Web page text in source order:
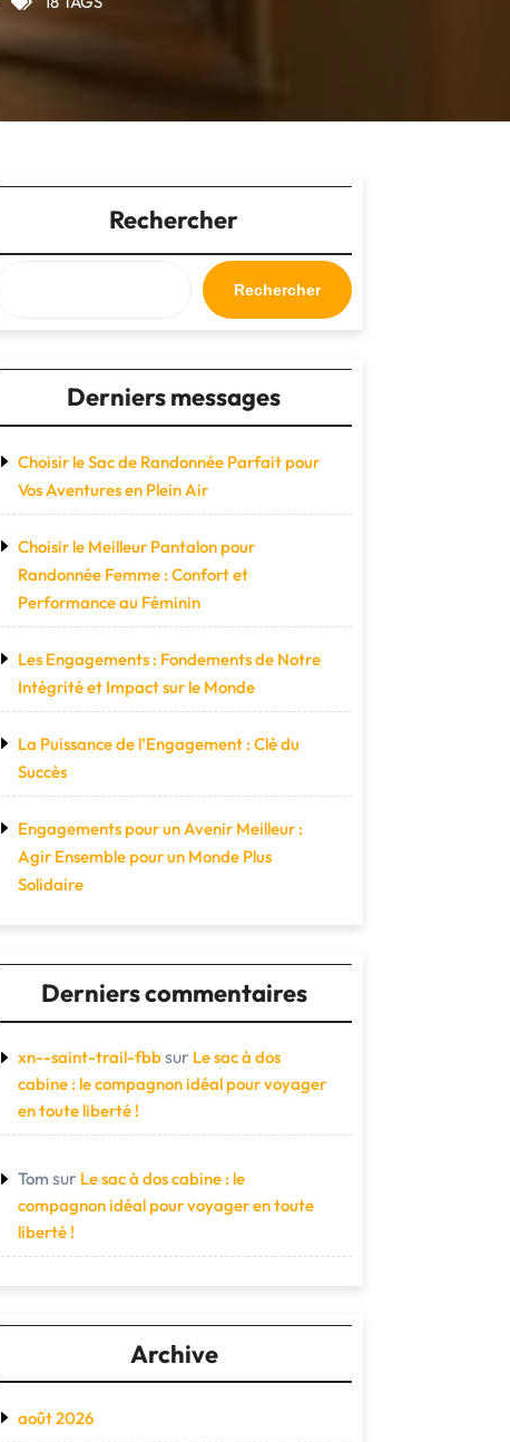
Rechercher
Rechercher
Derniers messages
Choisir le Sac de Randonnée Parfait pour
Vos Aventures en Plein Air
Choisir le Meilleur Pantalon pour
Randonnée Femme : Confort et
Performance au Féminin
Les Engagements : Fondements de Notre
Intégrité et Impact sur le Monde
La Puissance de l’Engagement : Clé du
Succès
Engagements pour un Avenir Meilleur :
Agir Ensemble pour un Monde Plus
Solidaire
Derniers commentaires
xn--saint-trail-fbbsur Le sac à dos
cabine : le compagnon idéal pour voyager
en toute liberté !
Tom sur Le sac à dos cabine : le
compagnon idéal pour voyager en toute
liberté !
Archive
août 2026